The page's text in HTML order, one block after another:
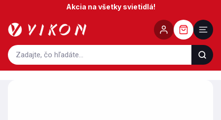
obsah
Akcia na všetky svietidlá!